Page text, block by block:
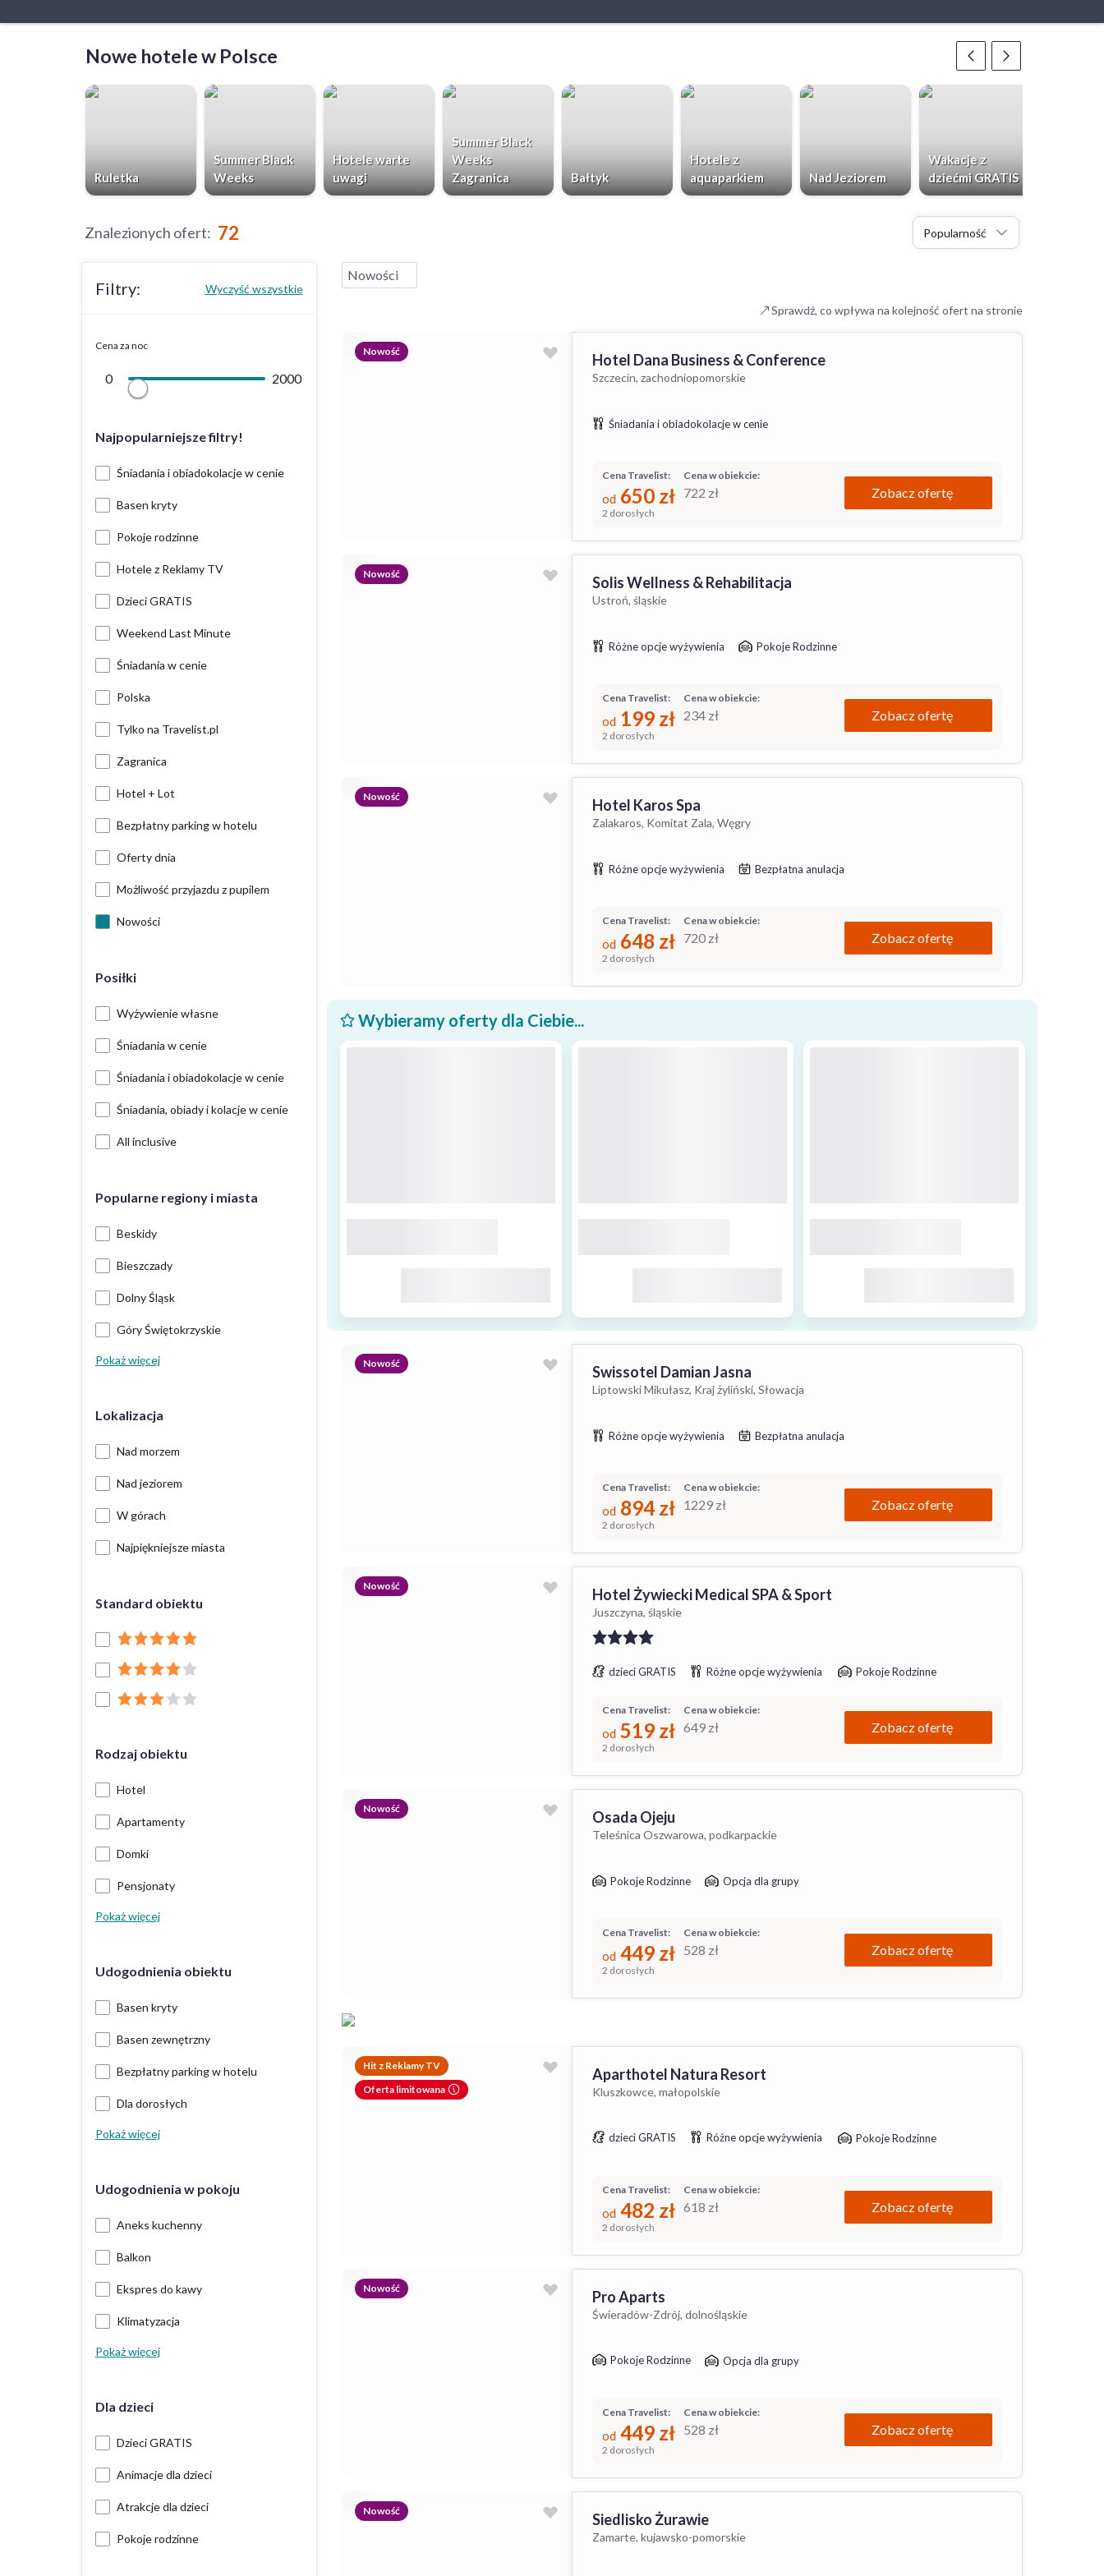
Nowe hotele w Polsce
Ruletka
Summer Black
Weeks
Hotele warte
uwagi
Summer Black
Weeks
Zagranica
Bałtyk
Hotele z
aquaparkiem
Nad Jeziorem
Wakacje z
dziećmi GRATIS
Znalezionych ofert: 72 Popularność
Filtry: Wyczyść wszystkie
Cena za noc
0 2000
Najpopularniejsze filtry!
Śniadania i obiadokolacje w cenie
Basen kryty
Pokoje rodzinne
Hotele z Reklamy TV
Dzieci GRATIS
Weekend Last Minute
Śniadania w cenie
Polska
Tylko na Travelist.pl
Zagranica
Hotel + Lot
Bezpłatny parking w hotelu
Oferty dnia
Możliwość przyjazdu z pupilem
Nowości
Posiłki
Wyżywienie własne
Śniadania w cenie
Śniadania i obiadokolacje w cenie
Śniadania, obiady i kolacje w cenie
All inclusive
Popularne regiony i miasta
Beskidy
Bieszczady
Dolny Śląsk
Góry Świętokrzyskie
Pokaż więcej
Lokalizacja
Nad morzem
Nad jeziorem
W górach
Najpiękniejsze miasta
Standard obiektu
Rodzaj obiektu
Hotel
Apartamenty
Domki
Pensjonaty
Pokaż więcej
Udogodnienia obiektu
Basen kryty
Basen zewnętrzny
Bezpłatny parking w hotelu
Dla dorosłych
Pokaż więcej
Udogodnienia w pokoju
Aneks kuchenny
Balkon
Ekspres do kawy
Klimatyzacja
Pokaż więcej
Dla dzieci
Dzieci GRATIS
Animacje dla dzieci
Atrakcje dla dzieci
Pokoje rodzinne
Nowości
Sprawdź, co wpływa na kolejność ofert na stronie
Nowość Hotel Dana Business & Conference
Szczecin, zachodniopomorskie
Śniadania i obiadokolacje w cenie
Cena w obiekcie:
722 zł
Cena Travelist:
od 650 zł
2 dorosłych
Zobacz ofertę
Nowość Solis Wellness & Rehabilitacja
Ustroń, śląskie
Różne opcje wyżywienia Pokoje Rodzinne
Cena w obiekcie:
234 zł
Cena Travelist:
od 199 zł
2 dorosłych
Zobacz ofertę
Nowość Hotel Karos Spa
Zalakaros, Komitat Zala, Węgry
Różne opcje wyżywienia Bezpłatna anulacja
Cena w obiekcie:
720 zł
Cena Travelist:
od 648 zł
2 dorosłych
Zobacz ofertę
Wybieramy oferty dla Ciebie...
Nowość Swissotel Damian Jasna
Liptowski Mikułasz, Kraj żyliński, Słowacja
Różne opcje wyżywienia Bezpłatna anulacja
Cena w obiekcie:
1229 zł
Cena Travelist:
od 894 zł
2 dorosłych
Zobacz ofertę
Nowość Hotel Żywiecki Medical SPA & Sport
Juszczyna, śląskie
dzieci GRATIS Różne opcje wyżywienia Pokoje Rodzinne
Cena w obiekcie:
649 zł
Cena Travelist:
od 519 zł
2 dorosłych
Zobacz ofertę
Nowość Osada Ojeju
Teleśnica Oszwarowa, podkarpackie
Pokoje Rodzinne Opcja dla grupy
Cena w obiekcie:
528 zł
Cena Travelist:
od 449 zł
2 dorosłych
Zobacz ofertę
Hit z Reklamy TV
Oferta limitowana
Aparthotel Natura Resort
Kluszkowce, małopolskie
dzieci GRATIS Różne opcje wyżywienia Pokoje Rodzinne
Cena w obiekcie:
618 zł
Cena Travelist:
od 482 zł
2 dorosłych
Zobacz ofertę
Nowość Pro Aparts
Świeradów-Zdrój, dolnośląskie
Pokoje Rodzinne Opcja dla grupy
Cena w obiekcie:
528 zł
Cena Travelist:
od 449 zł
2 dorosłych
Zobacz ofertę
Nowość Siedlisko Żurawie
Zamarte, kujawsko-pomorskie